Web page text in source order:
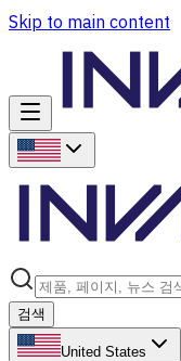
Skip to main content
검색
United States